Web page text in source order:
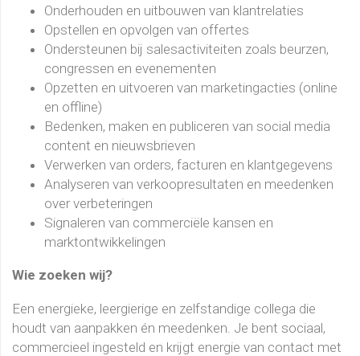
Onderhouden en uitbouwen van klantrelaties
Opstellen en opvolgen van offertes
Ondersteunen bij salesactiviteiten zoals beurzen,
congressen en evenementen
Opzetten en uitvoeren van marketingacties (online
en offline)
Bedenken, maken en publiceren van social media
content en nieuwsbrieven
Verwerken van orders, facturen en klantgegevens
Analyseren van verkoopresultaten en meedenken
over verbeteringen
Signaleren van commerciële kansen en
marktontwikkelingen
Wie zoeken wij?
Een energieke, leergierige en zelfstandige collega die
houdt van aanpakken én meedenken. Je bent sociaal,
commercieel ingesteld en krijgt energie van contact met